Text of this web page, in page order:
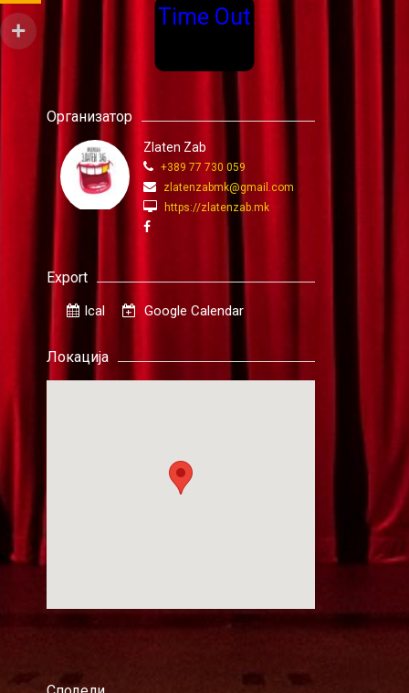
Time Out
Организатор
Zlaten Zab
+389 77 730 059
zlatenzabmk@gmail.com
https://zlatenzab.mk
Export
Ical Google Calendar
Локација